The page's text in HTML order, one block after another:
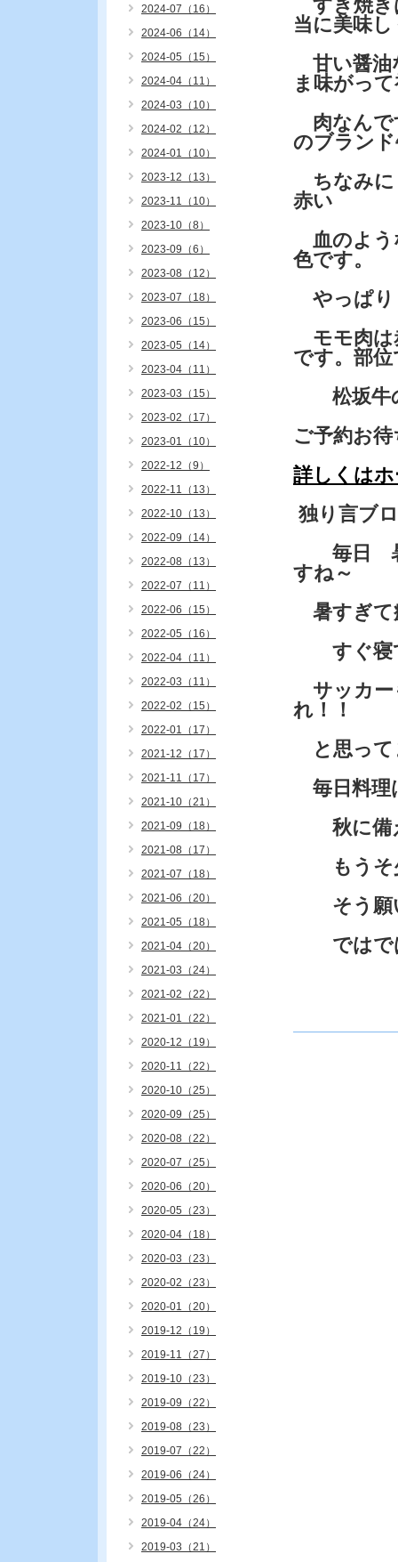
すき焼き
当に美味
甘い醤油
ま味がっ
肉なんで
のブラン
ちなみに
赤い
血のよう
色です。
やっぱり
モモ肉は
です。部
松坂牛
ご予約お
詳しくは
独り言ブ
毎日 暑
すね～
暑すぎて
すぐ寝
サッカー
れ！！
と思って
毎日料理
秋に備え
もうそ少
そう願
ではで
2024-07（16）
2024-06（14）
2024-05（15）
2024-04（11）
2024-03（10）
2024-02（12）
2024-01（10）
2023-12（13）
2023-11（10）
2023-10（8）
2023-09（6）
2023-08（12）
2023-07（18）
2023-06（15）
2023-05（14）
2023-04（11）
2023-03（15）
2023-02（17）
2023-01（10）
2022-12（9）
2022-11（13）
2022-10（13）
2022-09（14）
2022-08（13）
2022-07（11）
2022-06（15）
2022-05（16）
2022-04（11）
2022-03（11）
2022-02（15）
2022-01（17）
2021-12（17）
2021-11（17）
2021-10（21）
2021-09（18）
2021-08（17）
2021-07（18）
2021-06（20）
2021-05（18）
2021-04（20）
2021-03（24）
2021-02（22）
2021-01（22）
2020-12（19）
2020-11（22）
2020-10（25）
2020-09（25）
2020-08（22）
2020-07（25）
2020-06（20）
2020-05（23）
2020-04（18）
2020-03（23）
2020-02（23）
2020-01（20）
2019-12（19）
2019-11（27）
2019-10（23）
2019-09（22）
2019-08（23）
2019-07（22）
2019-06（24）
2019-05（26）
2019-04（24）
2019-03（21）